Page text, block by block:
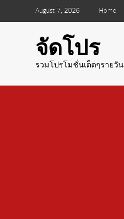
August 7, 2026 Home
จัดโปร
รวมโปรโมชั่นเด็ดๆรายวัน